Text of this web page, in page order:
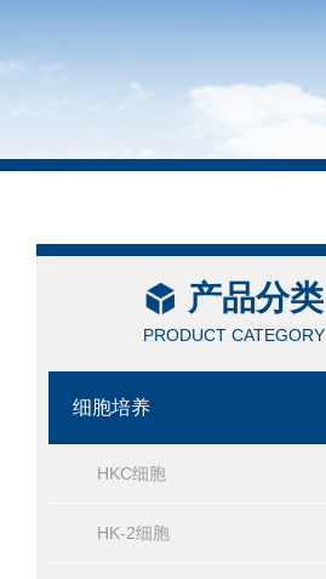
产品分类
PRODUCT CATEGORY
细胞培养
HKC细胞
HK-2细胞